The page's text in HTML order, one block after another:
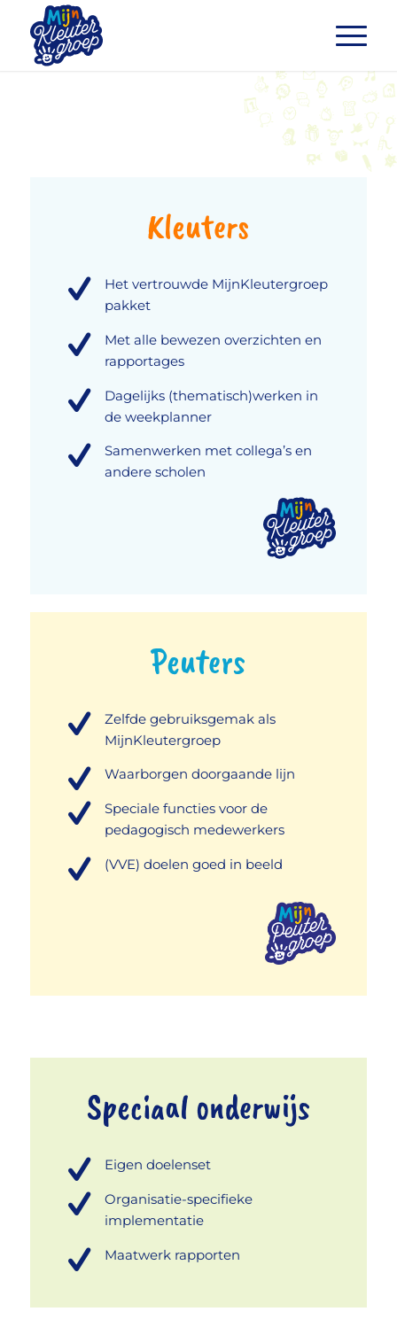
Kleuters
Het vertrouwde MijnKleutergroep
pakket
Met alle bewezen overzichten en
rapportages
Dagelijks (thematisch)werken in
de weekplanner
Samenwerken met collega’s en
andere scholen
Peuters
Zelfde gebruiksgemak als
MijnKleutergroep
Waarborgen doorgaande lijn
Speciale functies voor de
pedagogisch medewerkers
(VVE) doelen goed in beeld
Speciaal onderwijs
Eigen doelenset
Organisatie-specifieke
implementatie
Maatwerk rapporten